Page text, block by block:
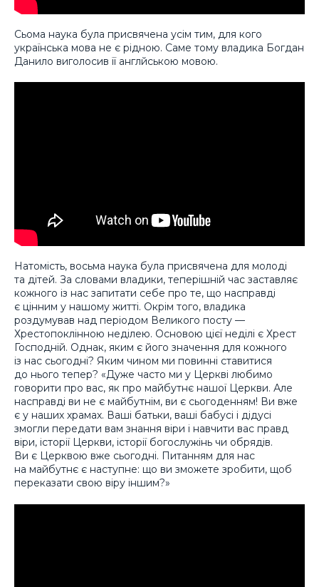
Сьома наука була присвячена усім тим, для кого
українська мова не є рідною. Саме тому владика Богдан
Данило виголосив її англйською мовою.
Натомість, восьма наука була присвячена для молоді
та дітей. За словами владики, теперішній час заставляє
кожного із нас запитати себе про те, що насправді
є цінним у нашому житті. Окрім того, владика
роздумував над періодом Великого посту —
Хрестопоклінною неділею. Основою цієї неділі є Хрест
Господній. Однак, яким є його значення для кожного
із нас сьогодні? Яким чином ми повинні ставитися
до нього тепер? «Дуже часто ми у Церкві любимо
говорити про вас, як про майбутнє нашої Церкви. Але
насправді ви не є майбутнім, ви є сьогоденням! Ви вже
є у наших храмах. Ваші батьки, ваші бабусі і дідусі
змогли передати вам знання віри і навчити вас правд
віри, історії Церкви, історії богослужінь чи обрядів.
Ви є Церквою вже сьогодні. Питанням для нас
на майбутнє є наступне: що ви зможете зробити, щоб
переказати свою віру іншим?»